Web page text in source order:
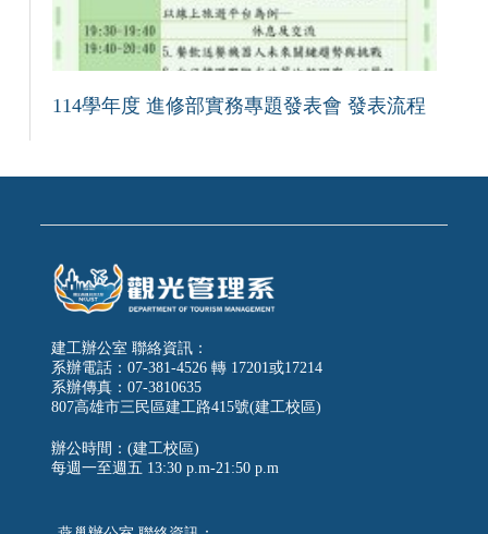
114學年度 進修部實務專題發表會 發表流程
建工辦公室 聯絡資訊：
系辦電話：07-381-4526 轉 17201或17214
系辦傳真：07-3810635
807高雄市三民區建工路415號(建工校區)
辦公時間：(建工校區)
每週一至週五 13:30 p.m-21:50 p.m